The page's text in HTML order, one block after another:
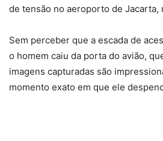
de tensão no aeroporto de Jacarta,
Sem perceber que a escada de
o homem caiu da porta do avião,
imagens capturadas são
momento exato em que ele